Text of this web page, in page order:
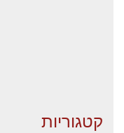
קטגוריות